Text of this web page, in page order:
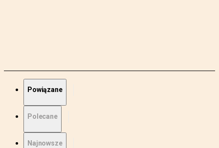
Powiązane
Polecane
Najnowsze